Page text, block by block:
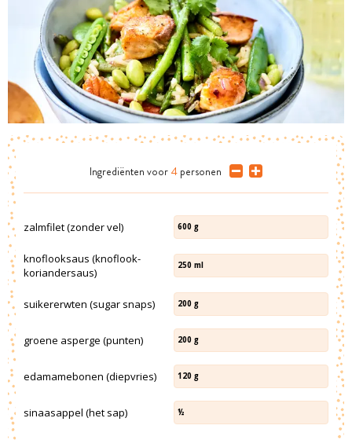
Ingrediënten voor 4 personen
zalmfilet (zonder vel) 600 g
knoflooksaus (knoflook-
koriandersaus)
250 ml
suikererwten (sugar snaps) 200 g
groene asperge (punten) 200 g
edamamebonen (diepvries) 120 g
sinaasappel (het sap) ½